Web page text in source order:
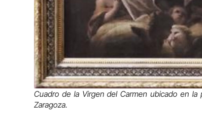
Cuadro de la Virgen del Carmen ubicado en la
Zaragoza.